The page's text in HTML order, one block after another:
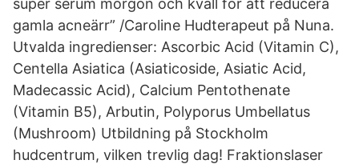
super serum morgon och kväll för att reducera
gamla acneärr” /Caroline Hudterapeut på Nuna.
Utvalda ingredienser: Ascorbic Acid (Vitamin C),
Centella Asiatica (Asiaticoside, Asiatic Acid,
Madecassic Acid), Calcium Pentothenate
(Vitamin B5), Arbutin, Polyporus Umbellatus
(Mushroom) Utbildning på Stockholm
hudcentrum, vilken trevlig dag! Fraktionslaser